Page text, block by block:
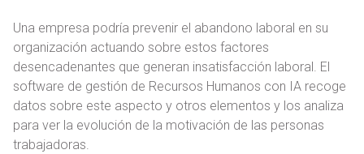
Una empresa podría prevenir el abandono laboral en su
organización actuando sobre estos factores
desencadenantes que generan insatisfacción laboral. El
software de gestión de Recursos Humanos con IA recoge
datos sobre este aspecto y otros elementos y los analiza
para ver la evolución de la motivación de las personas
trabajadoras.